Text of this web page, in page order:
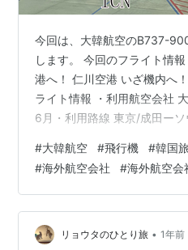
今回は、大韓航空のB737-
します。 今回のフライト情
港へ！ 仁川空港 いざ機内へ
ライト情報 ・利用航空会社
6月・利用路線 東京/成田ー
エコノミー 大韓航空について
国際空港（ICN） 金浦国際空
機・就航路線数 121路線・日
ス スカイチーム（2025年6
羽田・関西などの主要…
#大韓航空 #飛行機 #韓国
#海外航空会社 #海外航空会
リョウタのひとり旅 • 1年前